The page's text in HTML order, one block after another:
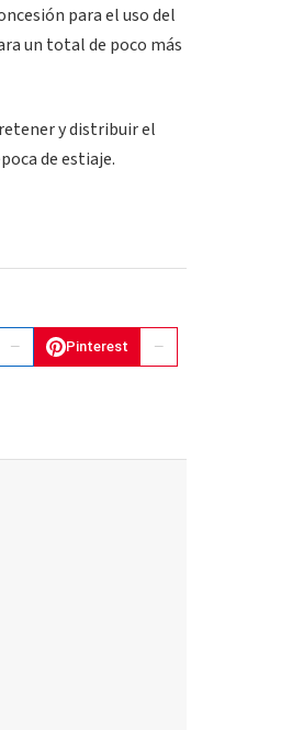
para el uso del
un total de poco más
y distribuir el
de estiaje.
Pinterest